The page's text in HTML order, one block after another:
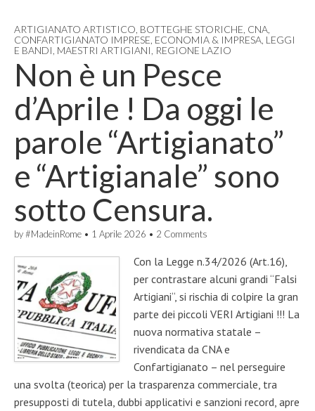
ARTIGIANATO ARTISTICO BOTTEGHE STORICHE CNA
CONFARTIGIANATO IMPRESE ECONOMIA & IMPRESA LEGGI
E BANDI MAESTRI ARTIGIANI REGIONE LAZIO
Non è un Pesce
d’Aprile ! Da oggi le
parole “Artigianato”
e “Artigianale” sono
sotto Censura.
by#MadeinRome • 1 Aprile 2026 • 2 Comments
Con la Legge n.34/2026 (Art.16),
per contrastare alcuni grandi “Falsi
Artigiani“, si rischia di colpire la gran
parte dei piccoli VERI Artigiani !!! La
nuova normativa statale –
rivendicata da CNA e
Confartigianato – nel perseguire
una svolta (teorica) per la trasparenza commerciale, tra
presupposti di tutela, dubbi applicativi e sanzioni record, apre